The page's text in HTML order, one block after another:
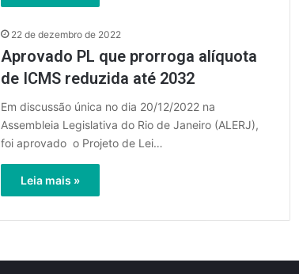
22 de dezembro de 2022
Aprovado PL que prorroga alíquota
de ICMS reduzida até 2032
Em discussão única no dia 20/12/2022 na
Assembleia Legislativa do Rio de Janeiro (ALERJ),
foi aprovado o Projeto de Lei…
Leia mais »